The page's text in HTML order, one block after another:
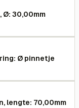
Ø: 30,00mm
Ø pinnetje
lengte: 70,00mm